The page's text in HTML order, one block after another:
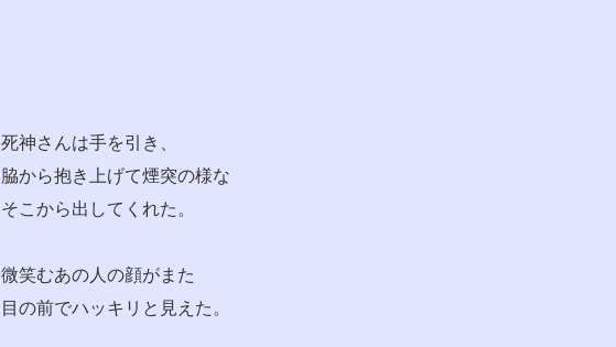
死神さんは手を引き、
脇から抱き上げて煙突の様な
そこから出してくれた。
微笑むあの人の顔がまた
目の前でハッキリと見えた。